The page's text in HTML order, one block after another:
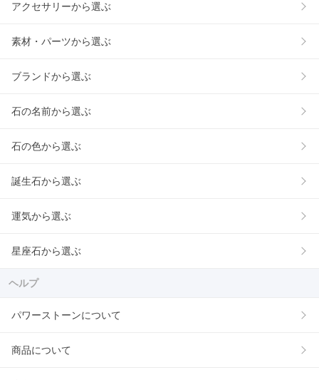
アクセサリーから選ぶ
素材・パーツから選ぶ
ブランドから選ぶ
石の名前から選ぶ
石の色から選ぶ
誕生石から選ぶ
運気から選ぶ
星座石から選ぶ
ヘルプ
パワーストーンについて
商品について